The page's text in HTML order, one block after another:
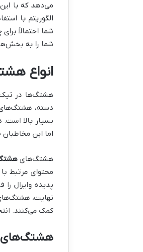
می‌دهد که با
الگوریتم با
شما را به
انواع
هشتگ‌ها در تیک
اما این
هشتگ‌های
محتوای مرتبط
پدیده وایرال
نهایت،
کمک می‌کنند.
هشتگ‌های